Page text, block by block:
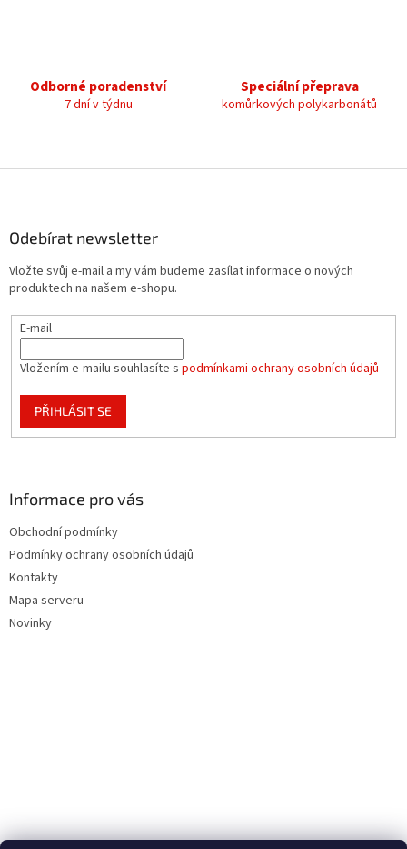
Odborné poradenství
7 dní v týdnu
Speciální přeprava
komůrkových polykarbonátů
Odebírat newsletter
Vložte svůj e-mail a my vám budeme zasílat informace o nových
produktech na našem e-shopu.
E-mail
Vložením e-mailu souhlasíte s podmínkami ochrany osobních údajů
PŘIHLÁSIT SE
Informace pro vás
Obchodní podmínky
Podmínky ochrany osobních údajů
Kontakty
Mapa serveru
Novinky